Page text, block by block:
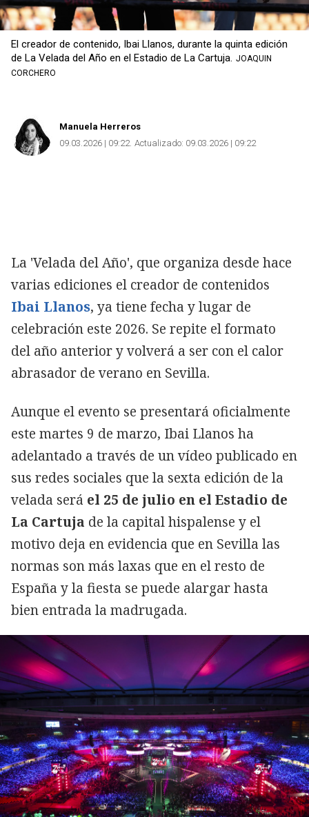
El creador de contenido, Ibai Llanos, durante la quinta edición
de La Velada del Año en el Estadio de La Cartuja. JOAQUIN
CORCHERO
Manuela Herreros
09.03.2026 | 09:22 Actualizado: 09.03.2026 | 09:22
La 'Velada del Año', que organiza desde hace
varias ediciones el creador de contenidos
Ibai Llanos, ya tiene fecha y lugar de
celebración este 2026. Se repite el formato
del año anterior y volverá a ser con el calor
abrasador de verano en Sevilla.
Aunque el evento se presentará oficialmente
este martes 9 de marzo, Ibai Llanos ha
adelantado a través de un vídeo publicado en
sus redes sociales que la sexta edición de la
velada será el 25 de julio en el Estadio de
La Cartuja de la capital hispalense y el
motivo deja en evidencia que en Sevilla las
normas son más laxas que en el resto de
España y la fiesta se puede alargar hasta
bien entrada la madrugada.